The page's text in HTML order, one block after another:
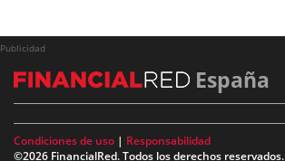
Publicidad
España
Condiciones de uso | Responsabilidad
©2026 FinancialRed. Todos los derechos reservados.